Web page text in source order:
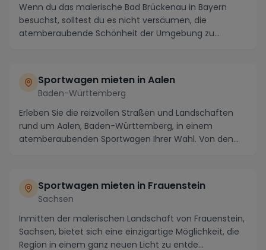
Wenn du das malerische Bad Brückenau in Bayern
besuchst, solltest du es nicht versäumen, die
atemberaubende Schönheit der Umgebung zu
Sportwagen mieten in Aalen
Baden-Württemberg
Erleben Sie die reizvollen Straßen und Landschaften
rund um Aalen, Baden-Württemberg, in einem
atemberaubenden Sportwagen Ihrer Wahl. Von den
Sportwagen mieten in Frauenstein
Sachsen
Inmitten der malerischen Landschaft von Frauenstein,
Sachsen, bietet sich eine einzigartige Möglichkeit, die
Region in einem ganz neuen Licht zu entde...